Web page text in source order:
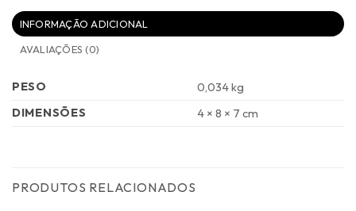
INFORMAÇÃO ADICIONAL
AVALIAÇÕES (0)
PESO
0,034 kg
DIMENSÕES
4 × 8 × 7 cm
PRODUTOS RELACIONADOS